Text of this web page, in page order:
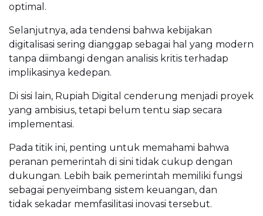
optimal.
Selanjutnya, ada tendensi bahwa kebijakan
digitalisasi sering dianggap sebagai hal yang modern
tanpa diimbangi dengan analisis kritis terhadap
implikasinya kedepan.
Di sisi lain, Rupiah Digital cenderung menjadi proyek
yang ambisius, tetapi belum tentu siap secara
implementasi.
Pada titik ini, penting untuk memahami bahwa
peranan pemerintah di sini tidak cukup dengan
dukungan. Lebih baik pemerintah memiliki fungsi
sebagai penyeimbang sistem keuangan, dan
tidak sekadar memfasilitasi inovasi tersebut.